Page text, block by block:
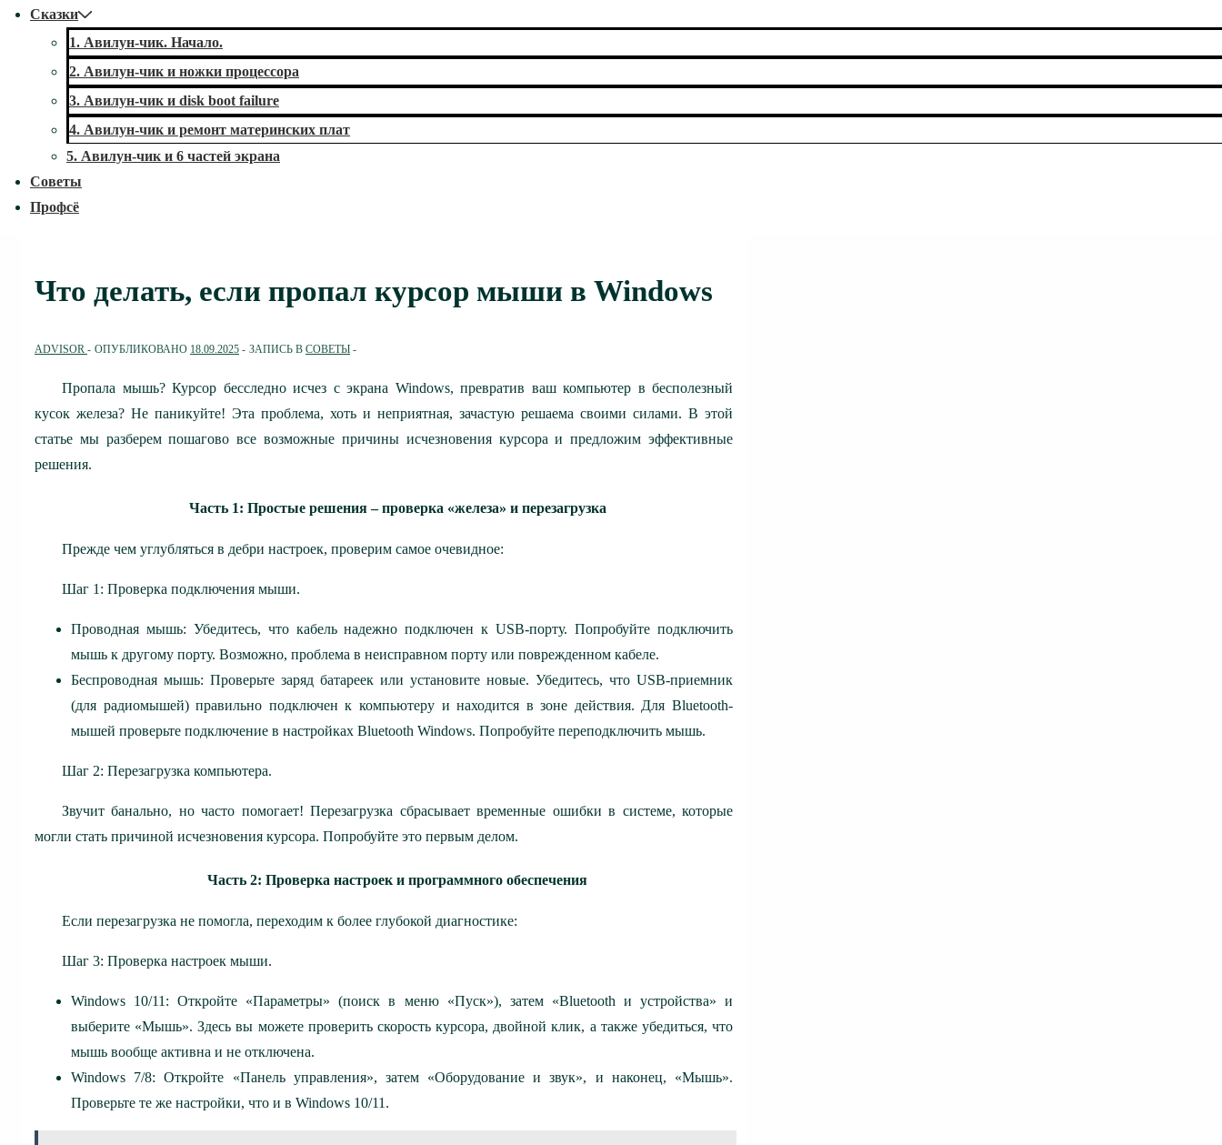
Сказки
1. Авилун-чик. Начало.
2. Авилун-чик и ножки процессора
3. Авилун-чик и disk boot failure
4. Авилун-чик и ремонт материнских плат
5. Авилун-чик и 6 частей экрана
Советы
Профсё
Что делать, если пропал курсор мыши в Windows
ADVISOR ОПУБЛИКОВАНО 18.09.2025 ЗАПИСЬ В СОВЕТЫ
Пропала мышь? Курсор бесследно исчез с экрана Windows, превратив ваш компьютер в бесполезный
кусок железа? Не паникуйте! Эта проблема, хоть и неприятная, зачастую решаема своими силами. В этой
статье мы разберем пошагово все возможные причины исчезновения курсора и предложим эффективные
решения.
Часть 1: Простые решения – проверка «железа» и перезагрузка
Прежде чем углубляться в дебри настроек, проверим самое очевидное:
Шаг 1: Проверка подключения мыши.
Проводная мышь: Убедитесь, что кабель надежно подключен к USB-порту. Попробуйте подключить
мышь к другому порту. Возможно, проблема в неисправном порту или поврежденном кабеле.
Беспроводная мышь: Проверьте заряд батареек или установите новые. Убедитесь, что USB-приемник
(для радиомышей) правильно подключен к компьютеру и находится в зоне действия. Для Bluetooth-
мышей проверьте подключение в настройках Bluetooth Windows. Попробуйте переподключить мышь.
Шаг 2: Перезагрузка компьютера.
Звучит банально, но часто помогает! Перезагрузка сбрасывает временные ошибки в системе, которые
могли стать причиной исчезновения курсора. Попробуйте это первым делом.
Часть 2: Проверка настроек и программного обеспечения
Если перезагрузка не помогла, переходим к более глубокой диагностике:
Шаг 3: Проверка настроек мыши.
Windows 10/11: Откройте «Параметры» (поиск в меню «Пуск»), затем «Bluetooth и устройства» и
выберите «Мышь». Здесь вы можете проверить скорость курсора, двойной клик, а также убедиться, что
мышь вообще активна и не отключена.
Windows 7/8: Откройте «Панель управления», затем «Оборудование и звук», и наконец, «Мышь».
Проверьте те же настройки, что и в Windows 10/11.